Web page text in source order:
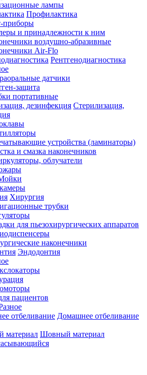
лампы
Профилактика
приборы
и принадлежности к ним
воздушно-абразивные
Air-Flo
Рентгенодиагностика
датчики
защита
портативные
Стерилизация,
устройства (ламинаторы)
и смазка наконечников
облучатели
Хирургия
трубки
для пьезохирургических аппаратов
наконечники
Эндодонтия
пациентов
Домашнее отбеливание
Шовный материал